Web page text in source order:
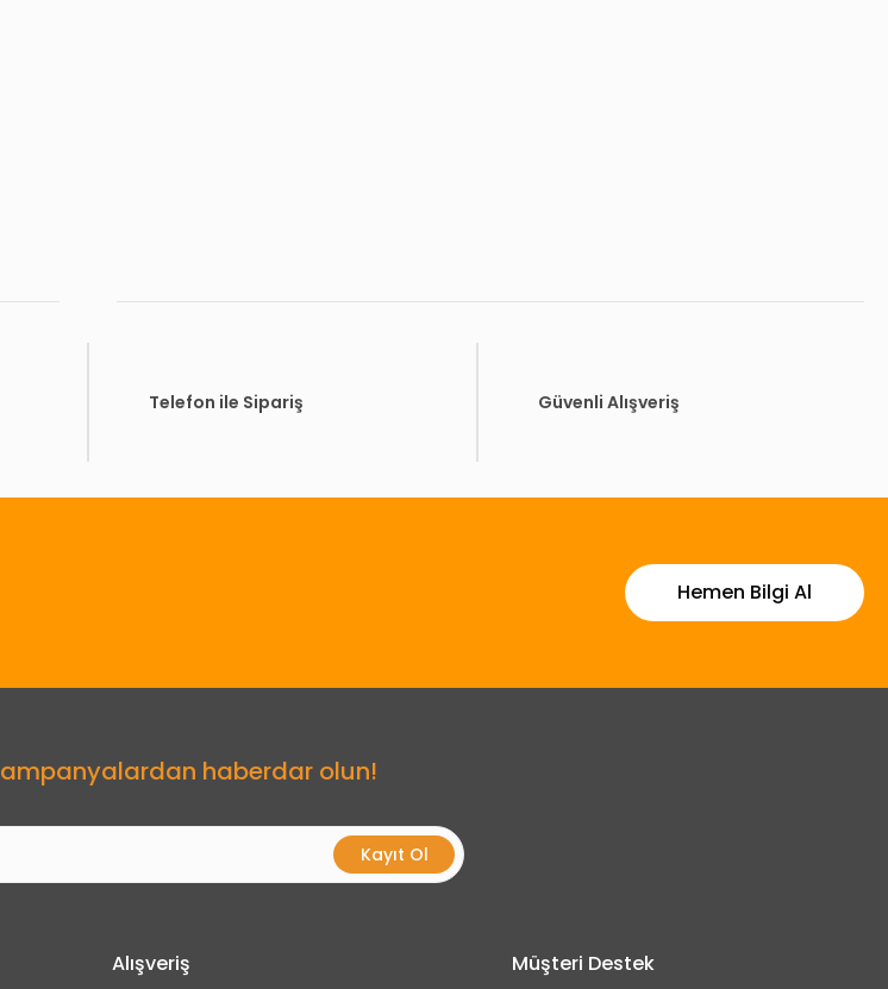
Gönder
Telefon ile Sipariş Güvenli Alışveriş
Hemen Bilgi Al
haberdar olun!
Kayıt Ol
Alışveriş Müşteri Destek